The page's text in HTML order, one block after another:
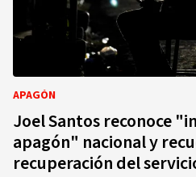
APAGÓN
Joel Santos reconoce
apagón" nacional y
recuperación del